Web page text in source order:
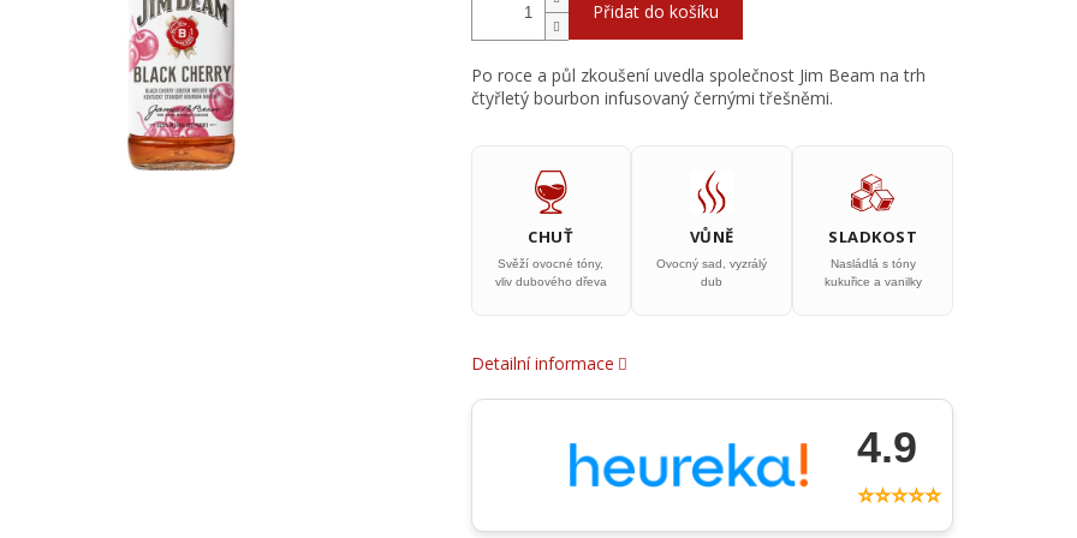
Přidat do košíku
Po roce a půl zkoušení uvedla společnost Jim Beam na trh
čtyřletý bourbon infusovaný černými třešněmi.
CHUŤ
Svěží ovocné tóny,
vliv dubového dřeva
VŮNĚ
Ovocný sad, vyzrálý
dub
SLADKOST
Nasládlá s tóny
kukuřice a vanilky
Detailní informace
4.9
⭐⭐⭐⭐⭐